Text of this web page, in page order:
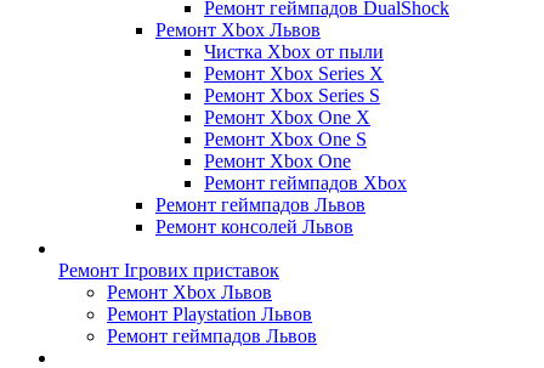
Ремонт геймпадов DualShock
Ремонт Xbox Львов
Чистка Xbox от пыли
Ремонт Xbox Series X
Ремонт Xbox Series S
Ремонт Xbox One X
Ремонт Xbox One S
Ремонт Xbox One
Ремонт геймпадов Xbox
Ремонт геймпадов Львов
Ремонт консолей Львов
Ремонт Ігрових приставок
Ремонт Xbox Львов
Ремонт Playstation Львов
Ремонт геймпадов Львов